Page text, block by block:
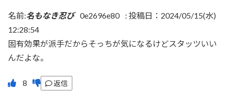
名前:名もなき忍び 0e2696e80 : 投稿日：2024/05/15(水)
12:28:54
固有効果が派手だからそっちが気になるけどスタッツいい
んだよな。
返信